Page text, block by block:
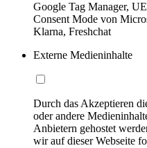
Google Tag Manager,
Consent Mode von
Klarna, Freshchat
Externe Medieninhalte
Durch das Akzeptieren
oder andere
Anbietern gehostet
wir auf dieser Webseite